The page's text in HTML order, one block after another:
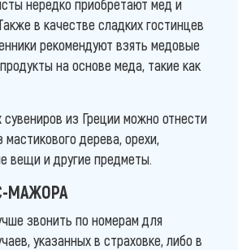
нередко приобретают мед и
в качестве сладких гостинцев
рекомендуют взять медовые
на основе меда, такие как
сувениров из Греции можно отнести
мастикового дерева, орехи,
вещи и другие предметы.
МАЖОРА
звонить по номерам для
указанных в страховке, либо в